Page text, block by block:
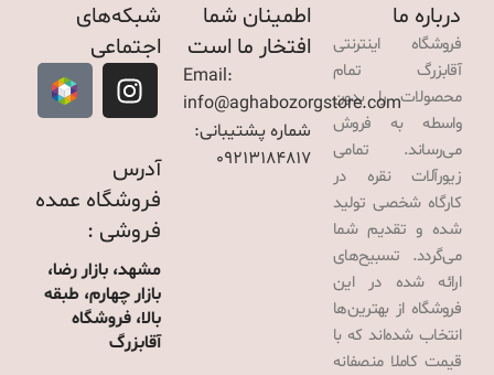
درباره ما
فروشگاه اینترنتی
آقابزرگ تمام
محصولات را بدون
واسطه به فروش
می‌رساند. تمامی
زیورآلات نقره در
کارگاه شخصی تولید
شده و تقدیم شما
می‌گردد. تسبیح‌های
ارائه شده در این
فروشگاه از بهترین‌ها
انتخاب شده‌اند که با
قیمت کاملا منصفانه
اطمینان شما
افتخار ما است
Email:
info@aghabozorgstore.com
شماره پشتیبانی:
09213184817
شبکه‌های
اجتماعی
آدرس
فروشگاه عمده
فروشی :
مشهد، بازار رضا،
بازار چهارم، طبقه
بالا، فروشگاه
آقابزرگ